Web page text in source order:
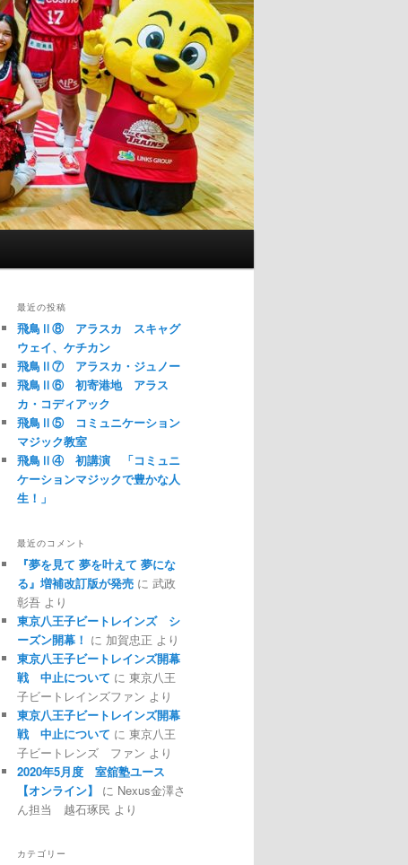
最近の投稿
飛鳥Ⅱ⑧ アラスカ スキャグ
ウェイ、ケチカン
飛鳥Ⅱ⑦ アラスカ・ジュノー
飛鳥Ⅱ⑥ 初寄港地 アラス
カ・コディアック
飛鳥Ⅱ⑤ コミュニケーション
マジック教室
飛鳥Ⅱ④ 初講演 「コミュニ
ケーションマジックで豊かな人
生！」
最近のコメント
『夢を見て 夢を叶えて 夢にな
る』増補改訂版が発売 に 武政
彰吾 より
東京八王子ビートレインズ シ
ーズン開幕！ に 加賀忠正 より
東京八王子ビートレインズ開幕
戦 中止について に 東京八王
子ビートレインズファン より
東京八王子ビートレインズ開幕
戦 中止について に 東京八王
子ビートレンズ ファン より
2020年5月度 室舘塾ユース
【オンライン】
に Nexus金澤さ
ん担当 越石琢民 より
カテゴリー